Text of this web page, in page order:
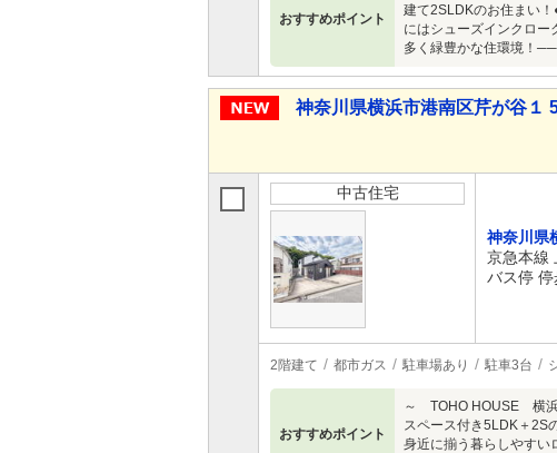
おすすめポイント
建て2SLDKのお住まい
にはシューズインクロ
多く緑豊かな住環境！
神奈川県横浜市港南区芹が谷１
中古住宅
神奈川県
京急本線
バス停
2階建て 都市ガス 駐車場あり 駐車3台
おすすめポイント
～ TOHO HOUSE 横浜
スペース付き5LDK＋2S
身近に揃う暮らしやすい